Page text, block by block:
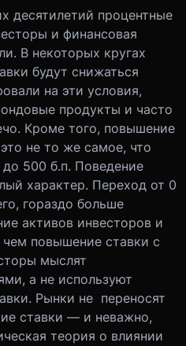
десятилетий процентные
и финансовая
В некоторых кругах
будут снижаться
на эти условия,
продукты и часто
Кроме того, повышение
не то же самое, что
500 б.п. Поведение
характер. Переход от 0
гораздо больше
активов инвесторов и
повышение ставки с
мыслят
а не используют
Рынки не переносят
ставки — и неважно,
теория о влиянии